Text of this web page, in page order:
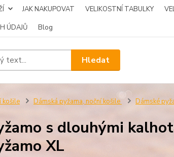
JAK NAKUPOVAT VELIKOSTNÍ TABULKY
ÚDAJŮ Blog
Hledat
košile Dámská pyžama, noční košile Dámské
s dlouhými
XL